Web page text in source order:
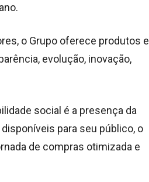
o Grupo oferece produtos e
evolução, inovação,
social é a presença da
para seu público, o
de compras otimizada e